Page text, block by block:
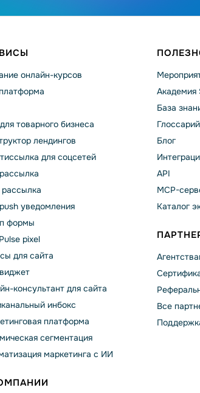
онлайн-курсов
товарного бизнеса
лендингов
для соцсетей
уведомления
формы
pixel
для сайта
консультант для сайта
инбокс
платформа
сегментация
маркетинга с ИИ
Академия
База
Глоссарий
Блог
API
MCP-
Каталог
Все